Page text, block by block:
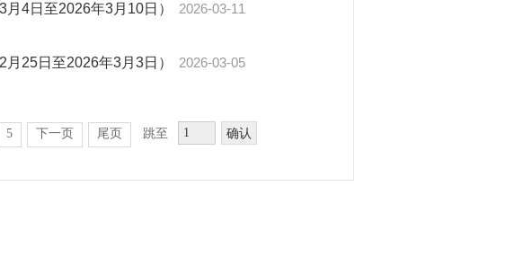
月4日至2026年3月10日） 2026-03-11
月25日至2026年3月3日） 2026-03-05
5 下一页 尾页 跳至 确认